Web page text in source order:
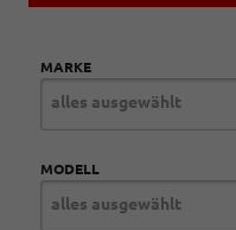
MARKE
alles ausgewählt
MODELL
alles ausgewählt